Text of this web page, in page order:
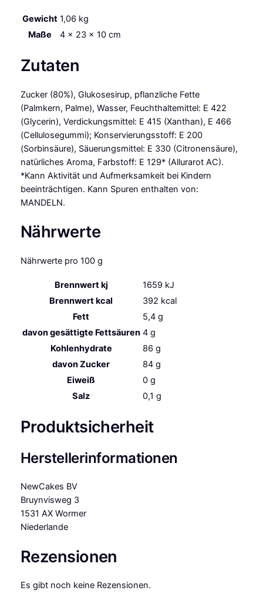
Gewicht 1,06 kg
Maße
4 × 23 × 10 cm
Zutaten
Zucker (80%), Glukosesirup, pflanzliche Fette
(Palmkern, Palme), Wasser, Feuchthaltemittel: E 422
(Glycerin), Verdickungsmittel: E 415 (Xanthan), E 466
(Cellulosegummi); Konservierungsstoff: E 200
(Sorbinsäure), Säuerungsmittel: E 330 (Citronensäure),
natürliches Aroma, Farbstoff: E 129* (Allurarot AC).
*Kann Aktivität und Aufmerksamkeit bei Kindern
beeinträchtigen. Kann Spuren enthalten von:
MANDELN.
Nährwerte
Nährwerte pro 100 g
Brennwert kj 1659 kJ
Brennwert kcal
392 kcal
Fett
5,4 g
davongesättigte Fettsäuren 4 g
Kohlenhydrate
86 g
davonZucker 84 g
Eiweiß
0 g
Salz
0,1 g
Produktsicherheit
Herstellerinformationen
NewCakes BV
Bruynvisweg 3
1531 AX Wormer
Niederlande
Rezensionen
Es gibt noch keine Rezensionen.